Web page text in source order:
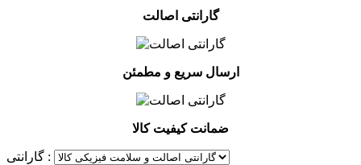
گارانتی اصالت
ارسال سریع و مطمئن
ضمانت کیفیت کالا
گارانتی :